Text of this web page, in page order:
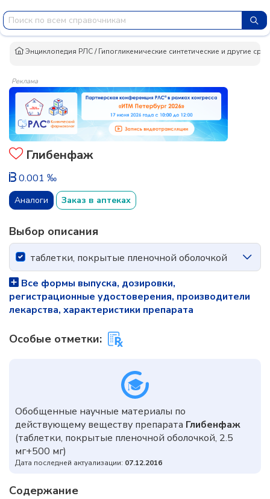
Энциклопедия РЛС/Гипогликемические синтетические и другие
Реклама
Глибенфаж
0.001 ‰
Аналоги Заказ в аптеках
Выбор описания
таблетки, покрытые пленочной оболочкой
Все формы выпуска, дозировки,
регистрационные удостоверения, производители
лекарства, характеристики препарата
Особые отметки:
Обобщенные научные материалы по
действующему веществу препарата Глибенфаж
(таблетки, покрытые пленочной оболочкой, 2.5
мг+500 мг)
Дата последней актуализации: 07.12.2016
Содержание